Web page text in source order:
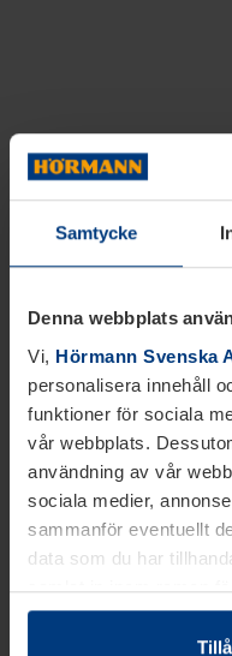
Samtycke
Denna webbplats
Vi, Hörmann Svenska
personalisera innehåll
funktioner för sociala
vår webbplats.
användning av vår
sociala medier,
sammanför eventuellt
data som du har
samlat in inom ramen
Juridiskt kan vi lagra
absolut nödvändiga för